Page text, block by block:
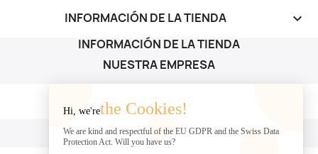
INFORMACIÓN DE LA TIENDA keyboard_arrow_down
INFORMACIÓN DE LA TIENDA
NUESTRA EMPRESA
NUESTRA EMPRESA
SU CUENTA
Hi, we'rethe Cookies!
We are kind and respectful of the EU GDPR and the Swiss Data
Protection Act. Will you have us?